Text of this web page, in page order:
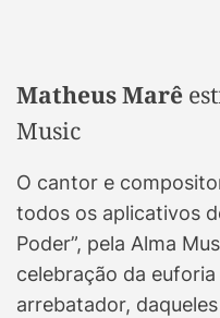
Matheus Marê
Music
O cantor e
todos os aplicativos
Poder”, pela Alma
celebração da
arrebatador,